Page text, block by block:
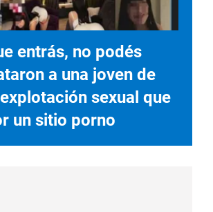
entrás, no podés
a una joven de
sexual que
un sitio porno